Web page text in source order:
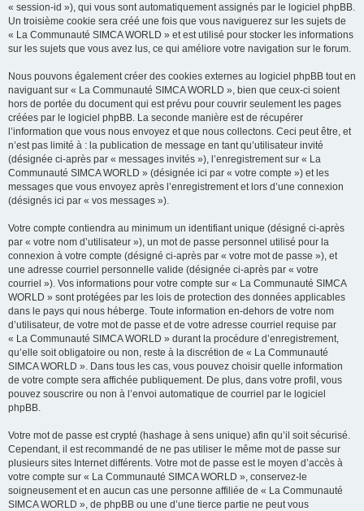
« session-id »), qui vous sont automatiquement assignés par le logiciel phpBB.
Un troisième cookie sera créé une fois que vous naviguerez sur les sujets de
« La Communauté SIMCA WORLD » et est utilisé pour stocker les informations
sur les sujets que vous avez lus, ce qui améliore votre navigation sur le forum.
Nous pouvons également créer des cookies externes au logiciel phpBB tout en
naviguant sur « La Communauté SIMCA WORLD », bien que ceux-ci soient
hors de portée du document qui est prévu pour couvrir seulement les pages
créées par le logiciel phpBB. La seconde manière est de récupérer
l’information que vous nous envoyez et que nous collectons. Ceci peut être, et
n’est pas limité à : la publication de message en tant qu’utilisateur invité
(désignée ci-après par « messages invités »), l’enregistrement sur « La
Communauté SIMCA WORLD » (désignée ici par « votre compte ») et les
messages que vous envoyez après l’enregistrement et lors d’une connexion
(désignés ici par « vos messages »).
Votre compte contiendra au minimum un identifiant unique (désigné ci-après
par « votre nom d’utilisateur »), un mot de passe personnel utilisé pour la
connexion à votre compte (désigné ci-après par « votre mot de passe »), et
une adresse courriel personnelle valide (désignée ci-après par « votre
courriel »). Vos informations pour votre compte sur « La Communauté SIMCA
WORLD » sont protégées par les lois de protection des données applicables
dans le pays qui nous héberge. Toute information en-dehors de votre nom
d’utilisateur, de votre mot de passe et de votre adresse courriel requise par
« La Communauté SIMCA WORLD » durant la procédure d’enregistrement,
qu’elle soit obligatoire ou non, reste à la discrétion de « La Communauté
SIMCA WORLD ». Dans tous les cas, vous pouvez choisir quelle information
de votre compte sera affichée publiquement. De plus, dans votre profil, vous
pouvez souscrire ou non à l’envoi automatique de courriel par le logiciel
phpBB.
Votre mot de passe est crypté (hashage à sens unique) afin qu’il soit sécurisé.
Cependant, il est recommandé de ne pas utiliser le même mot de passe sur
plusieurs sites Internet différents. Votre mot de passe est le moyen d’accès à
votre compte sur « La Communauté SIMCA WORLD », conservez-le
soigneusement et en aucun cas une personne affiliée de « La Communauté
SIMCA WORLD », de phpBB ou une d’une tierce partie ne peut vous